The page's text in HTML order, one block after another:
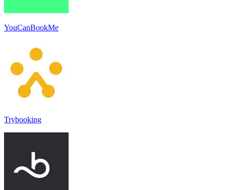
YouCanBookMe
Trybooking